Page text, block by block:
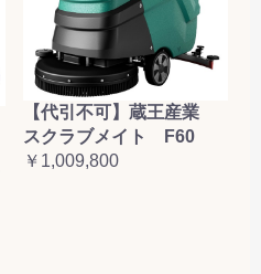
【代引不可】蔵王産業
スクラブメイト F60
￥1,009,800